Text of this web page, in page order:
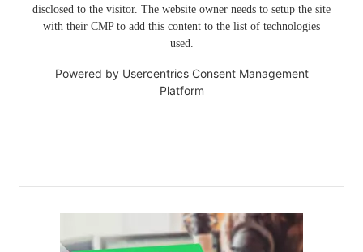
disclosed to the visitor. The website owner needs to setup the site
with their CMP to add this content to the list of technologies
used.
Powered by Usercentrics Consent Management
Platform